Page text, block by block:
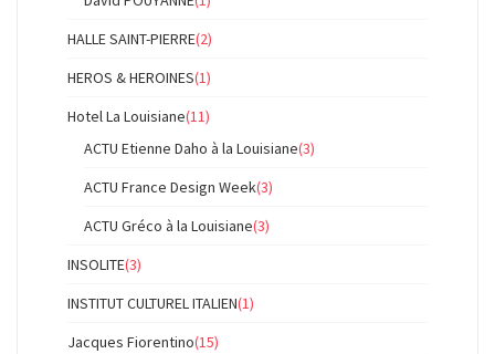
HALLE SAINT-PIERRE(2)
HEROS & HEROINES(1)
Hotel La Louisiane(11)
ACTU Etienne Daho à la Louisiane(3)
ACTU France Design Week(3)
ACTU Gréco à la Louisiane(3)
INSOLITE(3)
INSTITUT CULTUREL ITALIEN(1)
Jacques Fiorentino(15)